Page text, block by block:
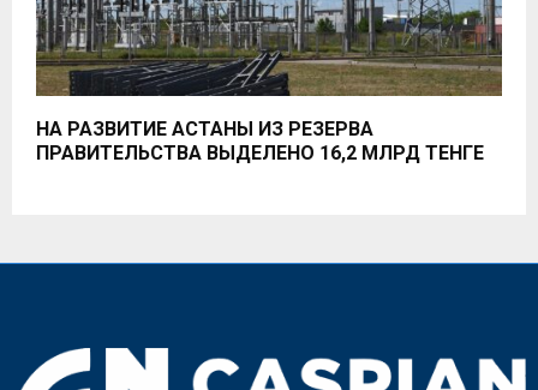
НА РАЗВИТИЕ АСТАНЫ ИЗ РЕЗЕРВА
ПРАВИТЕЛЬСТВА ВЫДЕЛЕНО 16,2 МЛРД ТЕНГЕ